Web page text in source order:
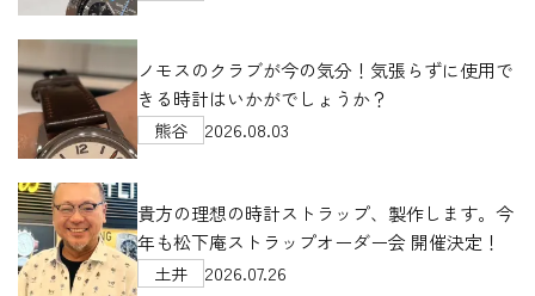
ノモスのクラブが今の気分！気張らずに使用で
きる時計はいかがでしょうか？
熊谷 2026.08.03
貴方の理想の時計ストラップ、製作します。今
年も松下庵ストラップオーダー会 開催決定！
土井 2026.07.26